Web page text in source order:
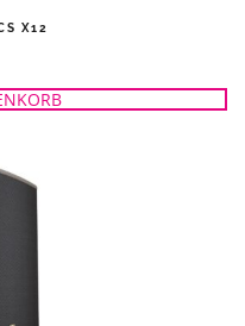
X12